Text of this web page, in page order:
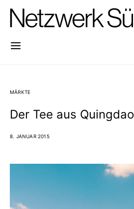
MÄRKTE
Der Tee aus Quingdao
8. JANUAR 2015